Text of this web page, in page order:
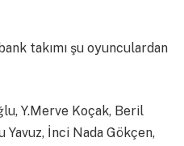
takımı şu oyunculardan
Y.Merve Koçak, Beril
Yavuz, İnci Nada Gökçen,